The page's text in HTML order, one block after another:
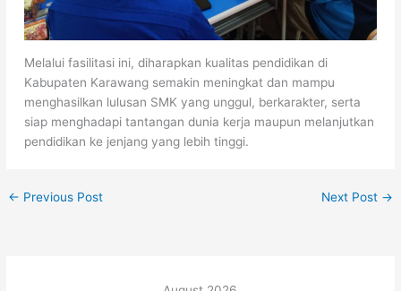
Melalui fasilitasi ini, diharapkan kualitas pendidikan di
Kabupaten Karawang semakin meningkat dan mampu
menghasilkan lulusan SMK yang unggul, berkarakter, serta
siap menghadapi tantangan dunia kerja maupun melanjutkan
pendidikan ke jenjang yang lebih tinggi.
← Previous Post Next Post →